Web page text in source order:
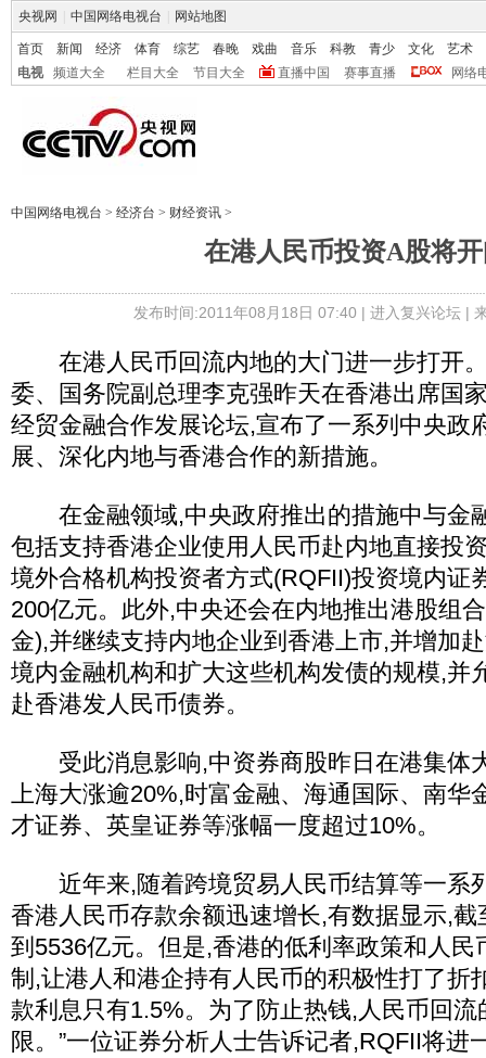
央视网 中国网络电视台 网站地图
首页 新闻 经济 体育 综艺 春晚 戏曲 音乐 科教 青少 文化
艺术
电视
频道大全 栏目大全 节目大全 直播中国 赛事直播 网络
中国网络电视台 > 经济台 > 财经资讯 >
在港人民币投资A股将
发布时间:2011年08月18日 07:40 | 进入复兴论坛|
在港人民币回流内地的大门进一步打开
委、国务院副总理李克强昨天在香港出席国
经贸金融合作发展论坛,宣布了一系列中央政
展、深化内地与香港合作的新措施。
在金融领域,中央政府推出的措施中与金
包括支持香港企业使用人民币赴内地直接投
境外合格机构投资者方式(RQFII)投资境内证
200亿元。此外,中央还会在内地推出港股组
金),并继续支持内地企业到香港上市,并增加
境内金融机构和扩大这些机构发债的规模,并
赴香港发人民币债券。
受此消息影响,中资券商股昨日在港集体
上海大涨逾20%,时富金融、海通国际、南华
才证券、英皇证券等涨幅一度超过10%。
近年来,随着跨境贸易人民币结算等一系
香港人民币存款余额迅速增长,有数据显示,
到5536亿元。但是,香港的低利率政策和人民
制,让港人和港企持有人民币的积极性打了折
款利息只有1.5%。为了防止热钱,人民币回流
限。”一位证券分析人士告诉记者,RQFII将进